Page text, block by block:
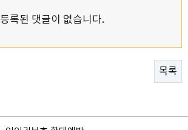
등록된 댓글이 없습니다.
목록